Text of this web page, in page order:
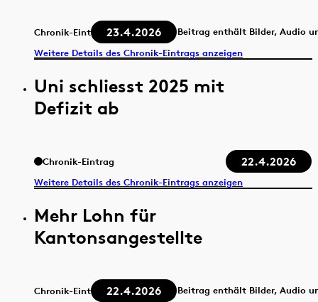
Chronik-Eintrag 23.4.2026
Beitrag enthält Bilder, Audio
Weitere Details des Chronik-Eintrags anzeigen
Uni schliesst 2025 mit
Defizit ab
Chronik-Eintrag 22.4.2026
Weitere Details des Chronik-Eintrags anzeigen
Mehr Lohn für
Kantonsangestellte
Chronik-Eintrag 22.4.2026
Beitrag enthält Bilder, Audio